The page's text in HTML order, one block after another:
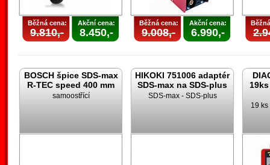
Běžná cena:
9.810,-
Akční cena:
8.450,-
Běžná cena:
9.008,-
Akční cena:
6.990,-
BOSCH špice SDS-max
R-TEC speed 400 mm
samoostřící
HIKOKI 751006 adaptér
SDS-max na SDS-plus
SDS-max - SDS-plus
19 ks